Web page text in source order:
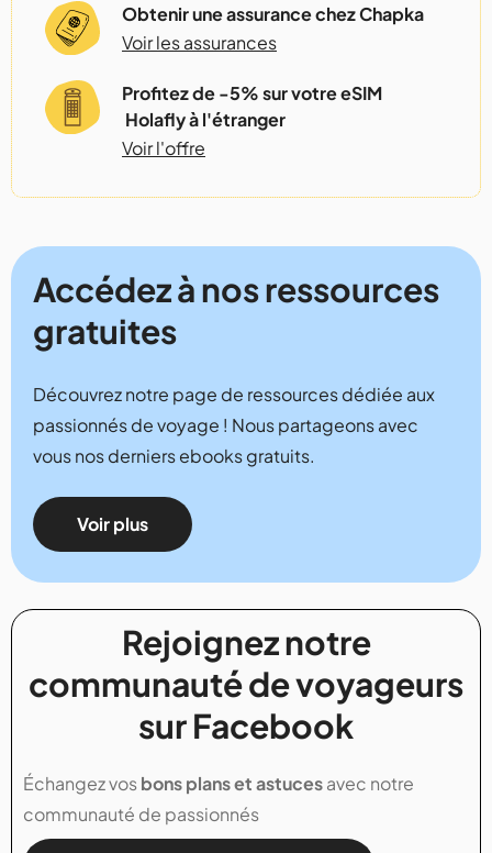
Obtenir une assurance chez Chapka
Voir les assurances
Profitez de -5% sur votre eSIM
Holafly à l'étranger
Voir l'offre
Accédez à nos ressources
gratuites
Découvrez notre page de ressources dédiée aux
passionnés de voyage ! Nous partageons avec
vous nos derniers ebooks gratuits.
Voir plus
Rejoignez notre
communauté de voyageurs
sur Facebook
Échangez vosbons plans et astucesavec notre
communauté de passionnés